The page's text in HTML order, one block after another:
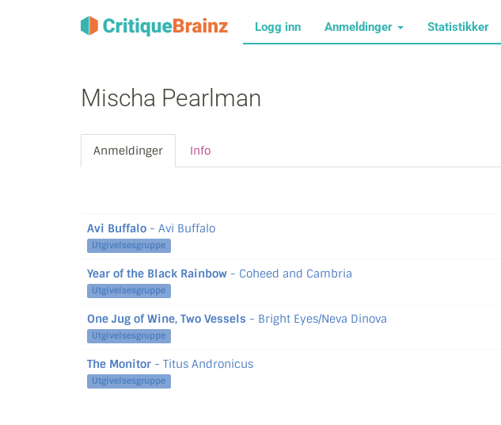
Logg inn Anmeldinger Statistikker
Mischa Pearlman
Anmeldinger Info
Avi Buffalo - Avi Buffalo
Utgivelsesgruppe
Year of the Black Rainbow - Coheed and Cambria
Utgivelsesgruppe
One Jug of Wine, Two Vessels - Bright Eyes/Neva Dinova
Utgivelsesgruppe
The Monitor - Titus Andronicus
Utgivelsesgruppe